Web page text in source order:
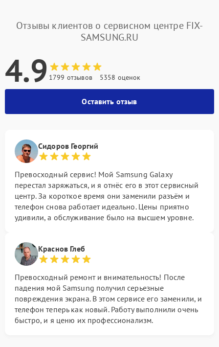
Отзывы клиентов о сервисном центре FIX-
SAMSUNG.RU
4.9 1799 отзывов 5358 оценок
Оставить отзыв
Сидоров Георгий
Превосходный сервис! Мой Samsung Galaxy
перестал заряжаться, и я отнёс его в этот сервисный
центр. За короткое время они заменили разъём и
телефон снова работает идеально. Цены приятно
удивили, а обслуживание было на высшем уровне.
Краснов Глеб
Превосходный ремонт и внимательность! После
падения мой Samsung получил серьезные
повреждения экрана. В этом сервисе его заменили, и
телефон теперь как новый. Работу выполнили очень
быстро, и я ценю их профессионализм.